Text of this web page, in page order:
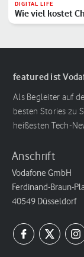
DIGITAL LIFE
Wie viel kostet
featured ist
Als Begleiter auf
besten Stories zu
heißesten Tech-
Anschrift
Vodafone GmbH
Ferdinand-Braun-
40549 Düsseldorf